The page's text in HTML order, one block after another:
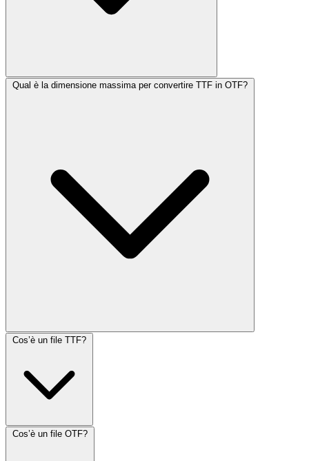
Qual è la dimensione massima per convertire TTF in OTF?
Cos’è un file TTF?
Cos’è un file OTF?